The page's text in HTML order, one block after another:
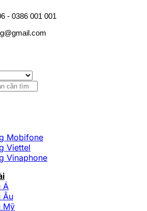
- 0386 001 001
Mobifone
Viettel
Vinaphone
Á
Âu
Mỹ